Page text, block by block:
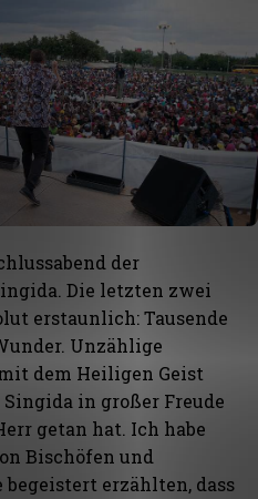
der
Die letzten zwei
erstaunlich: Tausende
Unzählige
dem Heiligen Geist
in großer Freude
getan hat. Ich habe
Bischöfen und
begeistert erzählten, dass